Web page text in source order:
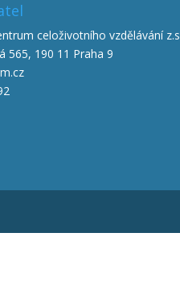
celoživotního vzdělávání
565, 190 11 Praha 9